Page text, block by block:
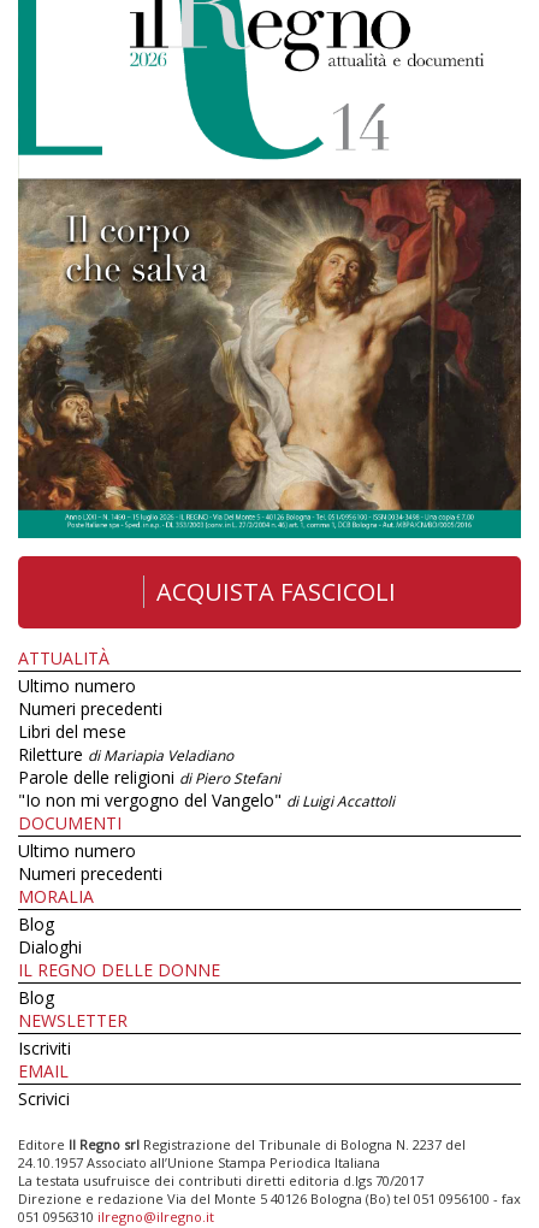
ACQUISTA FASCICOLI
ATTUALITÀ
Ultimo numero
Numeri precedenti
Libri del mese
Riletture di Mariapia Veladiano
Parole delle religioni di Piero Stefani
"Io non mi vergogno del Vangelo" di Luigi Accattoli
DOCUMENTI
Ultimo numero
Numeri precedenti
MORALIA
Blog
Dialoghi
IL REGNO DELLE DONNE
Blog
NEWSLETTER
Iscriviti
EMAIL
Scrivici
Editore Il Regno srl Registrazione del Tribunale di Bologna N. 2237 del
24.10.1957 Associato all’Unione Stampa Periodica Italiana
La testata usufruisce dei contributi diretti editoria d.lgs 70/2017
Direzione e redazione Via del Monte 5 40126 Bologna (Bo) tel 051 0956100 - fax
051 0956310 ilregno@ilregno.it